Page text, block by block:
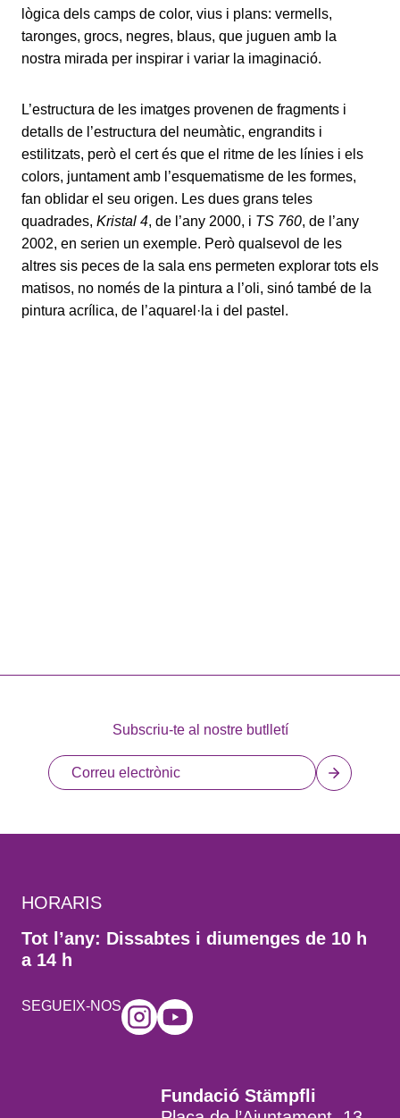
lògica dels camps de color, vius i plans: vermells,
taronges, grocs, negres, blaus, que juguen amb la
nostra mirada per inspirar i variar la imaginació.
L’estructura de les imatges provenen de fragments i
detalls de l’estructura del neumàtic, engrandits i
estilitzats, però el cert és que el ritme de les línies i els
colors, juntament amb l’esquematisme de les formes,
fan oblidar el seu origen. Les dues grans teles
quadrades, Kristal 4, de l’any 2000, i TS 760, de l’any
2002, en serien un exemple. Però qualsevol de les
altres sis peces de la sala ens permeten explorar tots els
matisos, no només de la pintura a l’oli, sinó també de la
pintura acrílica, de l’aquarel·la i del pastel.
Subscriu-te al nostre butlletí
HORARIS
Tot l’any: Dissabtes i diumenges de 10 h
a 14 h
SEGUEIX-NOS
Fundació Stämpfli